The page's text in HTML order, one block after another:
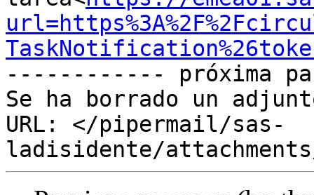
------------ próxima
Se ha borrado un
URL: </pipermail/sas-